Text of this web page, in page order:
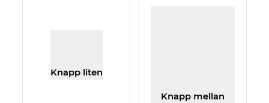
Knapp liten
Knapp mellan